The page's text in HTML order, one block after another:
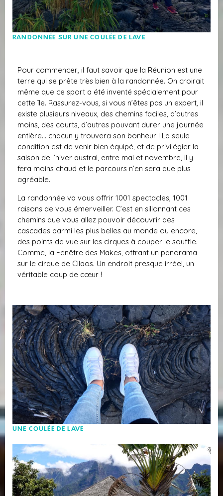
RANDONNÉE SUR UNE COULÉE DE LAVE
Pour commencer, il faut savoir que la Réunion est une
terre qui se prête très bien à la randonnée. On croirait
même que ce sport a été inventé spécialement pour
cette île. Rassurez-vous, si vous n’êtes pas un expert, il
existe plusieurs niveaux, des chemins faciles, d’autres
moins, des courts, d’autres pouvant durer une journée
entière… chacun y trouvera son bonheur ! La seule
condition est de venir bien équipé, et de privilégier la
saison de l’hiver austral, entre mai et novembre, il y
fera moins chaud et le parcours n’en sera que plus
agréable.
La randonnée va vous offrir 1001 spectacles, 1001
raisons de vous émerveiller. C’est en sillonnant ces
chemins que vous allez pouvoir découvrir des
cascades parmi les plus belles au monde ou encore,
des points de vue sur les cirques à couper le souffle.
Comme, la Fenêtre des Makes, offrant un panorama
sur le cirque de Cilaos. Un endroit presque irréel, un
véritable coup de cœur !
UNE COULÉE DE LAVE